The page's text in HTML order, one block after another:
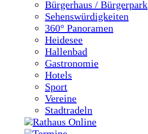
Bürgerhaus / Bürgerpark
Sehenswürdigkeiten
360° Panoramen
Heidesee
Hallenbad
Gastronomie
Hotels
Sport
Vereine
Stadtradeln
Rathaus Online